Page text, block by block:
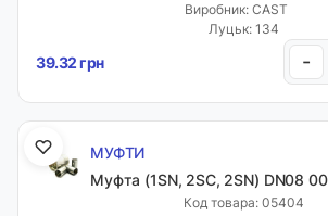
Виробник: CAST
Луцьк: 134
39.32 грн -
МУФТИ
Муфта (1SN, 2SC, 2SN) DN08
Код товара: 05404